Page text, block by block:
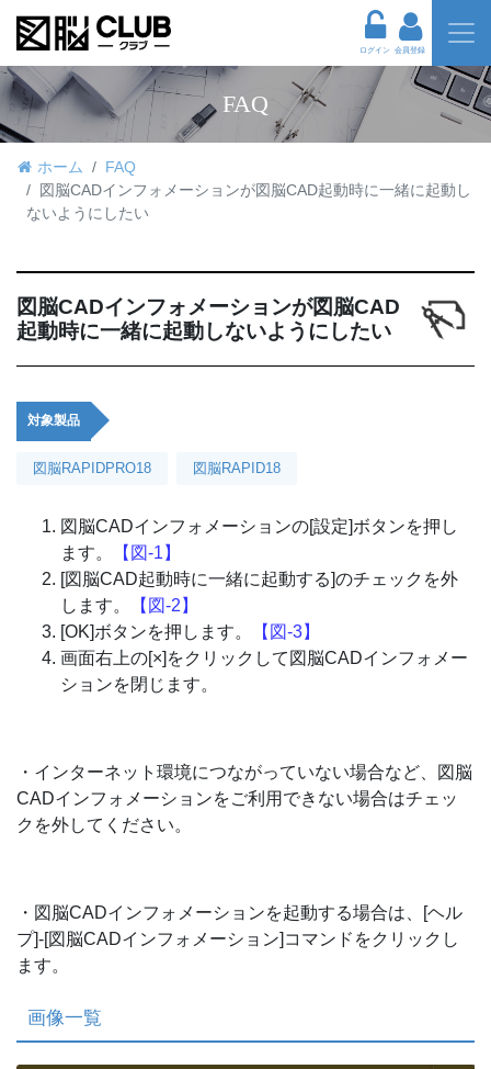
ログイン 会員登録
FAQ
ホーム
FAQ
図脳CADインフォメーションが図脳CAD起動時に一緒に起動し
ないようにしたい
図脳CADインフォメーションが図脳CAD
起動時に一緒に起動しないようにしたい
対象製品
図脳RAPIDPRO18 図脳RAPID18
図脳CADインフォメーションの[設定]ボタンを押し
ます。
【図-1】
[図脳CAD起動時に一緒に起動する]のチェックを外
します。
【図-2】
[OK]ボタンを押します。
【図-3】
画面右上の[×]をクリックして図脳CADインフォメー
ションを閉じます。
・インターネット環境につながっていない場合など、図脳
CADインフォメーションをご利用できない場合はチェッ
クを外してください。
・図脳CADインフォメーションを起動する場合は、[ヘル
プ]-[図脳CADインフォメーション]コマンドをクリックし
ます。
画像一覧